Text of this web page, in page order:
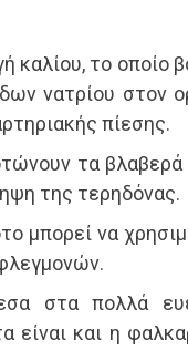
καλίου, το οποίο
νατρίου στον
πίεσης.
τα βλαβερά
της τερηδόνας.
μπορεί να
στα πολλά
είναι και η